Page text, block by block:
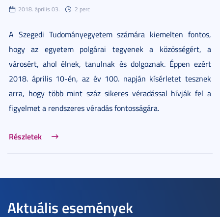
2018. április 03. 2 perc
A Szegedi Tudományegyetem számára kiemelten fontos,
hogy az egyetem polgárai tegyenek a közösségért, a
városért, ahol élnek, tanulnak és dolgoznak. Éppen ezért
2018. április 10-én, az év 100. napján kísérletet tesznek
arra, hogy több mint száz sikeres véradással hívják fel a
figyelmet a rendszeres véradás fontosságára.
Részletek
Aktuális események